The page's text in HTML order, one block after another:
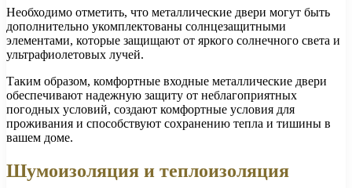
Необходимо отметить, что металлические двери могут быть
дополнительно укомплектованы солнцезащитными
элементами, которые защищают от яркого солнечного света и
ультрафиолетовых лучей.
Таким образом, комфортные входные металлические двери
обеспечивают надежную защиту от неблагоприятных
погодных условий, создают комфортные условия для
проживания и способствуют сохранению тепла и тишины в
вашем доме.
Шумоизоляция и теплоизоляция